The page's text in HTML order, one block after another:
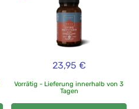
23,95 €
Vorrätig - Lieferung innerhalb von 3
Tagen